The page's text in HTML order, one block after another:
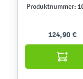
Produktnummer:
124,90 €